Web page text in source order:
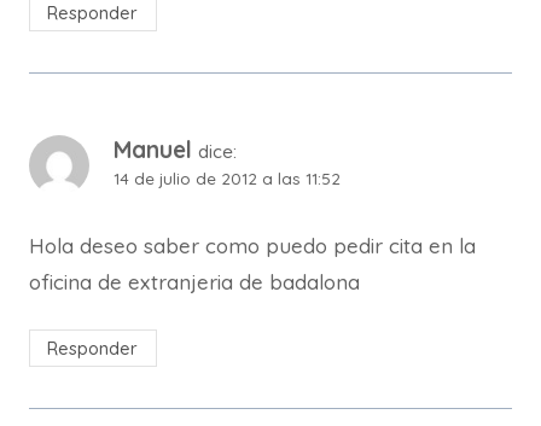
Responder
Manuel dice:
14 de julio de 2012 a las 11:52
Hola deseo saber como puedo pedir cita en la
oficina de extranjeria de badalona
Responder